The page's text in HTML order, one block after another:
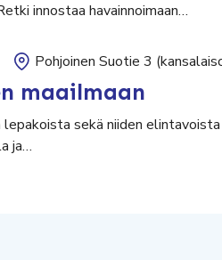
innostaa havainnoimaan…
Pohjoinen Suotie 3
maailmaan
sekä niiden
ja…